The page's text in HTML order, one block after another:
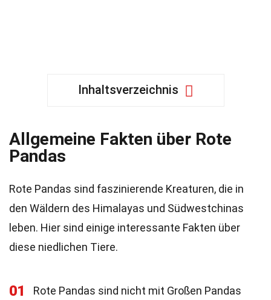
Inhaltsverzeichnis
Allgemeine Fakten über Rote
Pandas
Rote Pandas sind faszinierende Kreaturen, die in
den Wäldern des Himalayas und Südwestchinas
leben. Hier sind einige interessante Fakten über
diese niedlichen Tiere.
01
Rote Pandas sind nicht mit Großen Pandas